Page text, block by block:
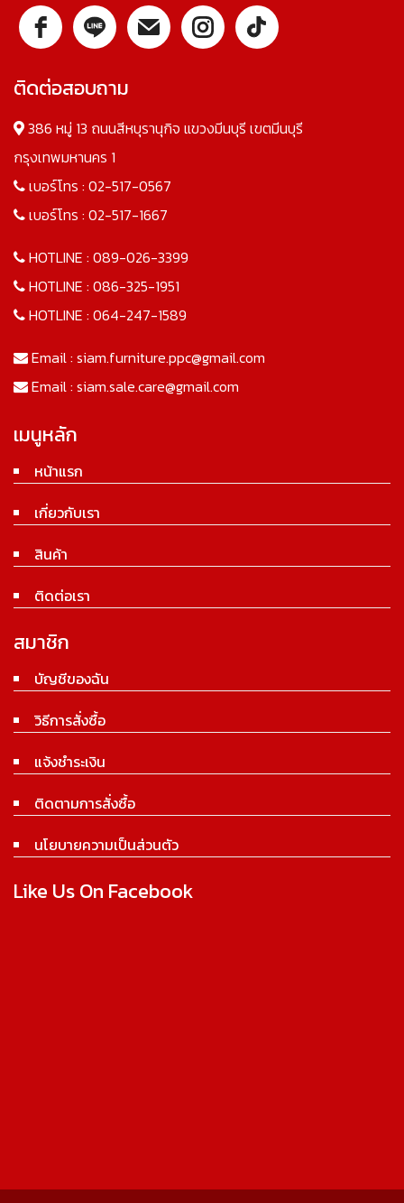
ติดต่อสอบถาม
386 หมู่ 13 ถนนสีหบุรานุกิจ แขวงมีนบุรี เขตมีนบุรี
กรุงเทพมหานคร 1
เบอร์โทร : 02-517-0567
เบอร์โทร : 02-517-1667
HOTLINE : 089-026-3399
HOTLINE : 086-325-1951
HOTLINE : 064-247-1589
Email : siam.furniture.ppc@gmail.com
Email : siam.sale.care@gmail.com
เมนูหลัก
หน้าแรก
เกี่ยวกับเรา
สินค้า
ติดต่อเรา
สมาชิก
บัญชีของฉัน
วิธีการสั่งซื้อ
แจ้งชำระเงิน
ติดตามการสั่งซื้อ
นโยบายความเป็นส่วนตัว
Like Us On Facebook